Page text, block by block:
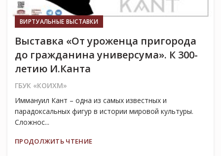
ВИРТУАЛЬНЫЕ ВЫСТАВКИ
Выставка «От уроженца пригорода
до гражданина универсума». К 300-
летию И.Канта
ГБУК «КОИХМ»
Иммануил Кант – одна из самых известных и
парадоксальных фигур в истории мировой культуры.
Сложнос...
ПРОДОЛЖИТЬ ЧТЕНИЕ